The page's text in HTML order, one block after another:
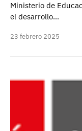
Ministerio de
el desarrollo…
23 febrero 2025